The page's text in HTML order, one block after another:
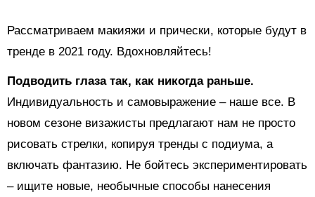
Рассматриваем макияжи и прически, которые будут в
тренде в 2021 году. Вдохновляйтесь!
Подводить глаза так, как никогда раньше.
Индивидуальность и самовыражение – наше все. В
новом сезоне визажисты предлагают нам не просто
рисовать стрелки, копируя тренды с подиума, а
включать фантазию. Не бойтесь экспериментировать
– ищите новые, необычные способы нанесения